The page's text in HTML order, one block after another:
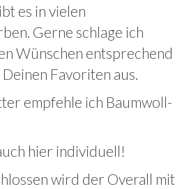
es in vielen
Gerne schlage ich
Wünschen entsprechend
Favoriten aus.
empfehle ich Baumwoll-
hier individuell!
wird der Overall mit